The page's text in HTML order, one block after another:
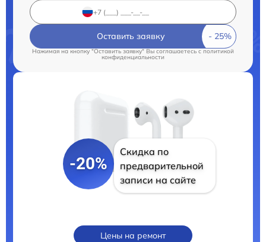
Оставить заявку
Нажимая на кнопку "Оставить заявку" Вы соглашаетесь cполитикой
конфиденциальности
-20%
Скидка по
предварительной
записи на сайте
Цены на ремонт